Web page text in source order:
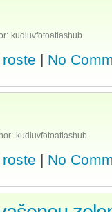
kudluvfotoatlashub
| No
kudluvfotoatlashub
| No